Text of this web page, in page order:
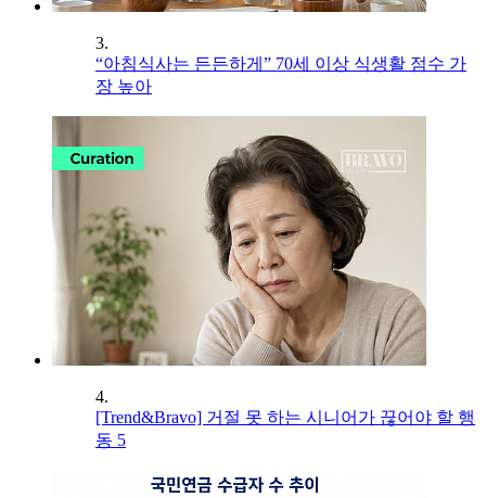
3.
“아침식사는 든든하게” 70세 이상 식생활 점수 가
장 높아
4.
[Trend&Bravo] 거절 못 하는 시니어가 끊어야 할 행
동 5